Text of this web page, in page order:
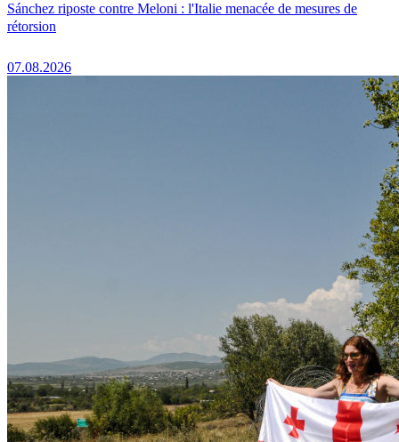
Sánchez riposte contre Meloni : l'Italie menacée de mesures de
rétorsion
07.08.2026